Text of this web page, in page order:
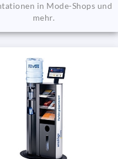
in Mode-Shops und
mehr.